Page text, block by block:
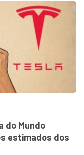
do Mundo
estimados dos